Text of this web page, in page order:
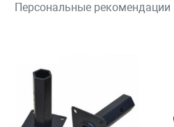
Персональные рекомендации